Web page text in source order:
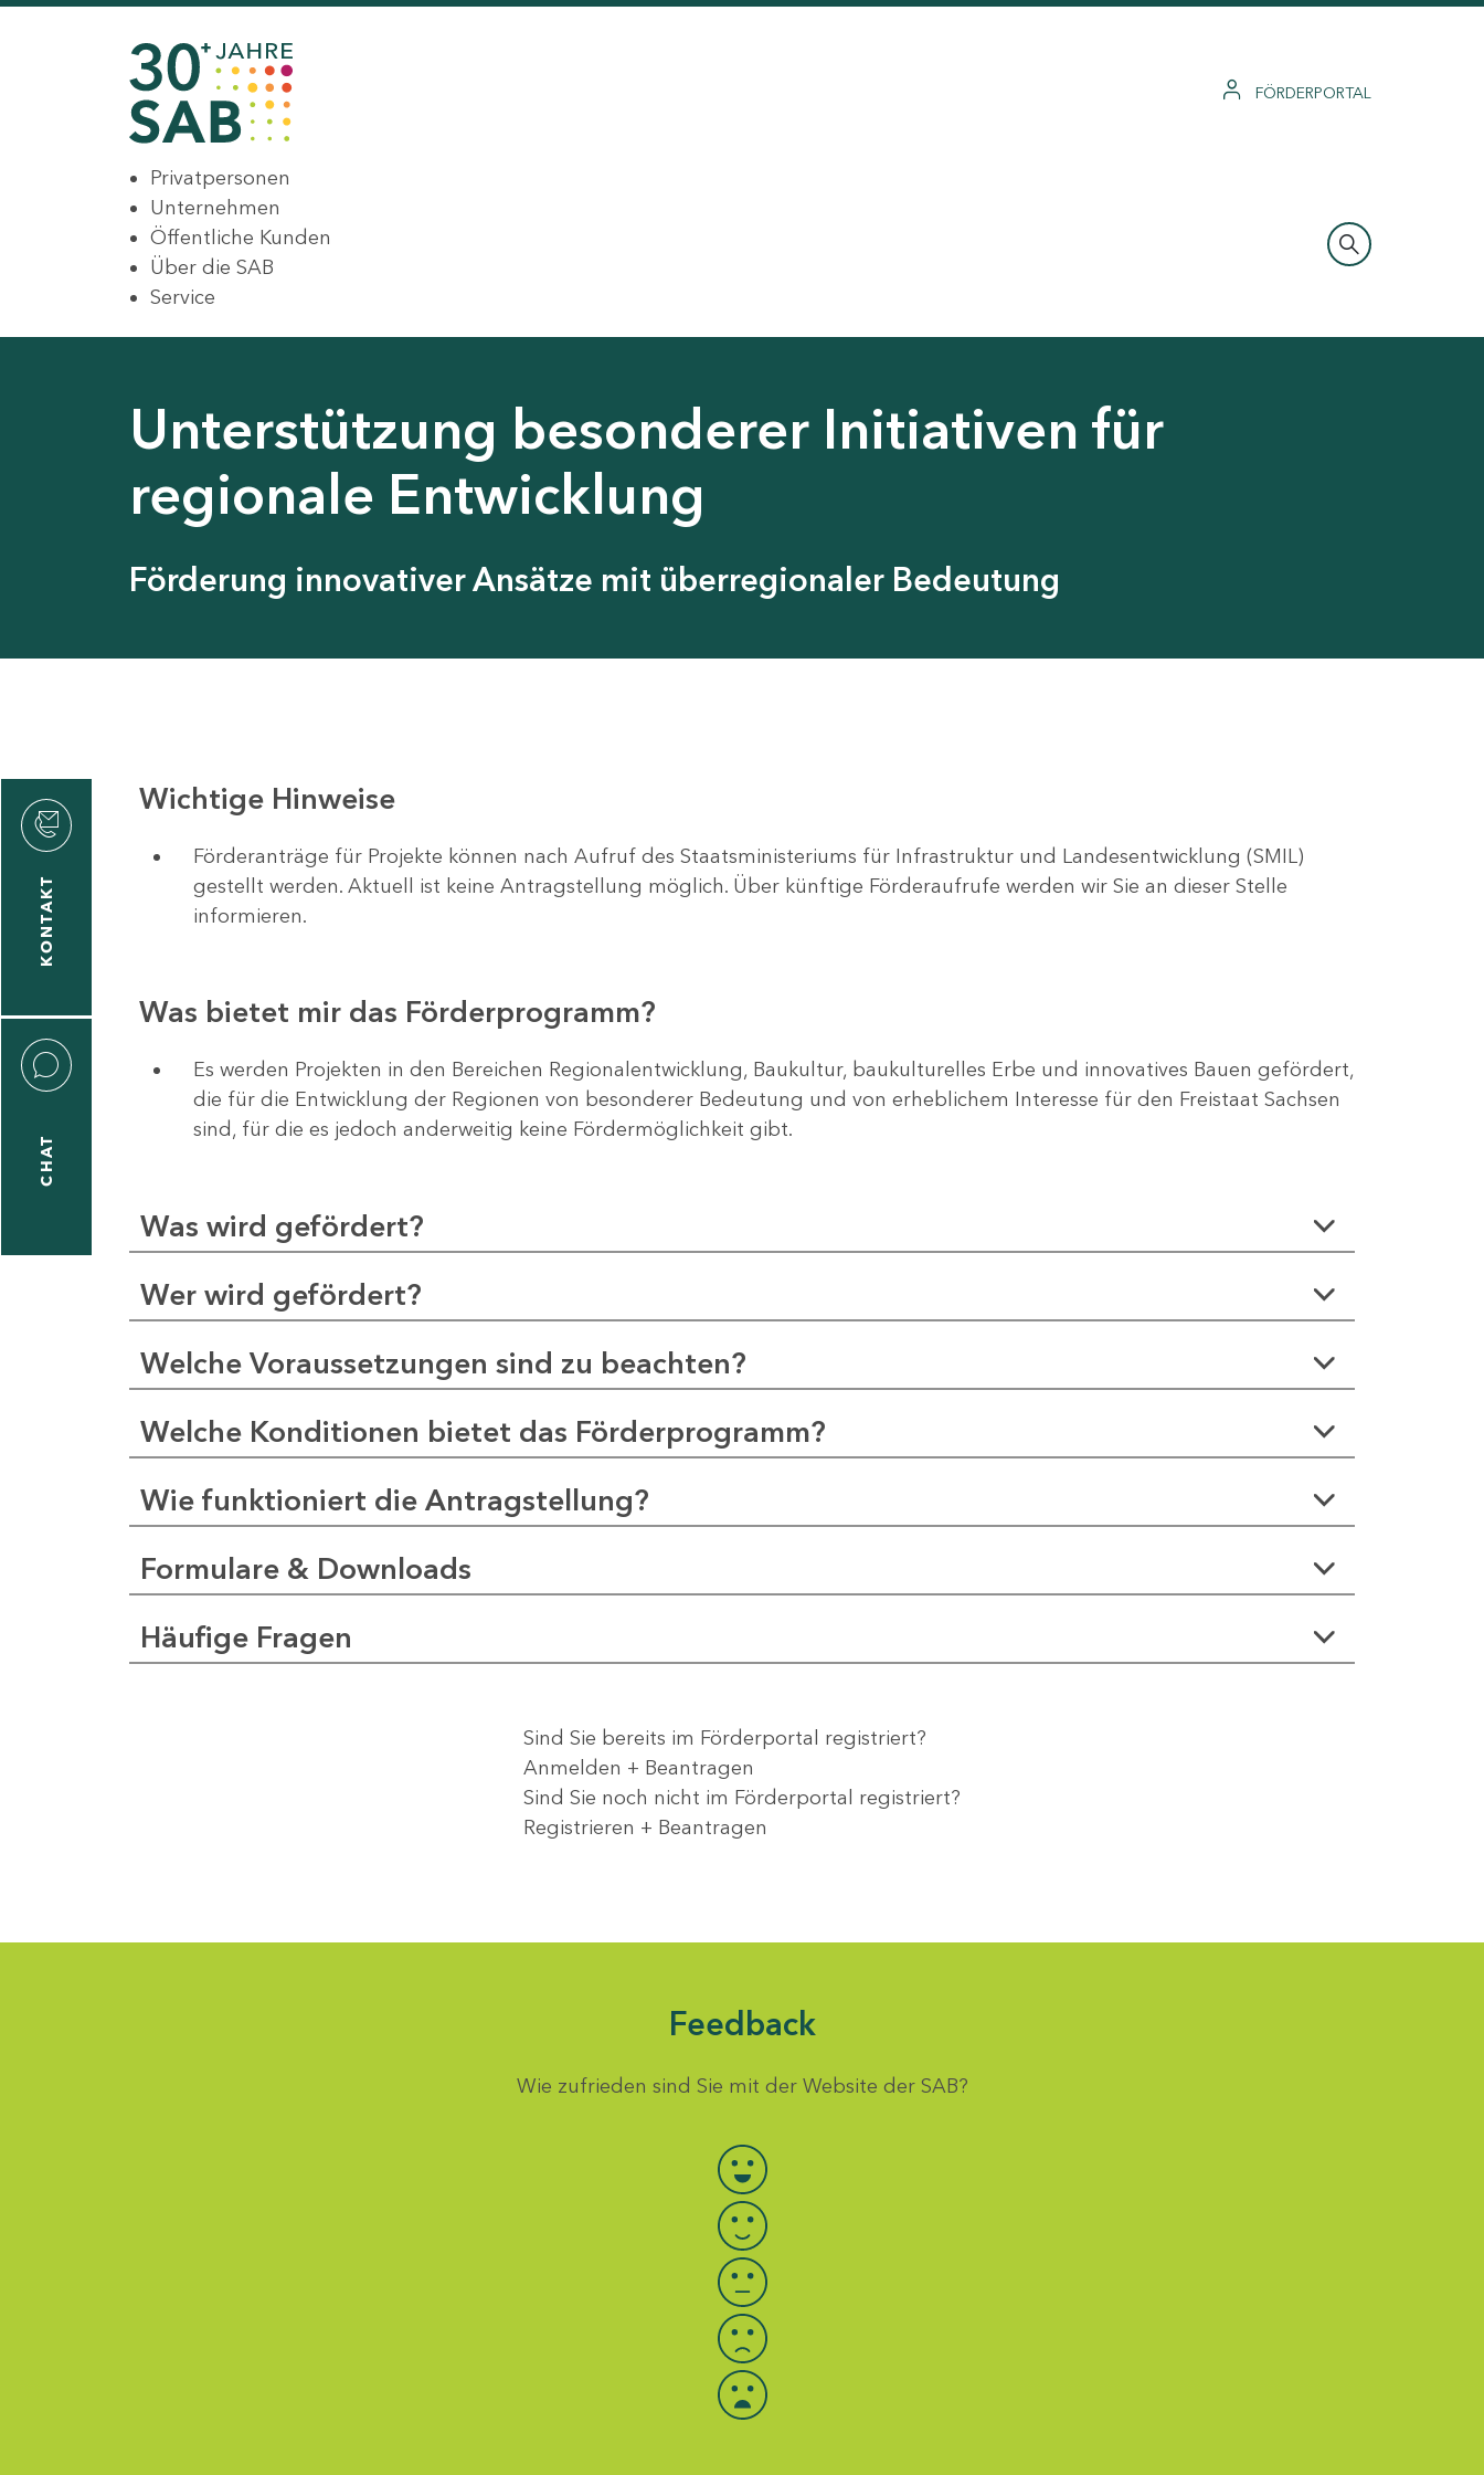
FÖRDERPORTAL
Privatpersonen
Unternehmen
Öffentliche Kunden
Über die SAB
Service
Unterstützung besonderer Initiativen für
regionale Entwicklung
Förderung innovativer Ansätze mit überregionaler Bedeutung
KONTAKT
CHAT
Wichtige Hinweise
Förderanträge für Projekte können nach Aufruf des Staatsministeriums für Infrastruktur und Landesentwicklung (SMIL)
gestellt werden. Aktuell ist keine Antragstellung möglich. Über künftige Förderaufrufe werden wir Sie an dieser Stelle
informieren.
Was bietet mir das Förderprogramm?
Es werden Projekten in den Bereichen Regionalentwicklung, Baukultur, baukulturelles Erbe und innovatives Bauen gefördert,
die für die Entwicklung der Regionen von besonderer Bedeutung und von erheblichem Interesse für den Freistaat Sachsen
sind, für die es jedoch anderweitig keine Fördermöglichkeit gibt.
Was wird gefördert?
Wer wird gefördert?
Welche Voraussetzungen sind zu beachten?
Welche Konditionen bietet das Förderprogramm?
Wie funktioniert die Antragstellung?
Formulare & Downloads
Häufige Fragen
Sind Sie bereits im Förderportal registriert?
Anmelden + Beantragen
Sind Sie noch nicht im Förderportal registriert?
Registrieren + Beantragen
Feedback
Wie zufrieden sind Sie mit der Website der SAB?
Bewertung auswählen